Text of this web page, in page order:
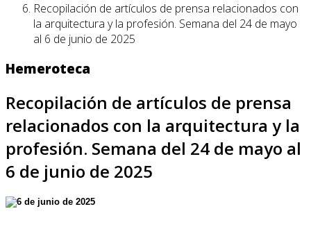
Recopilación de artículos de prensa relacionados con
la arquitectura y la profesión. Semana del 24 de mayo
al 6 de junio de 2025
Hemeroteca
Recopilación de artículos de prensa
relacionados con la arquitectura y la
profesión. Semana del 24 de mayo al
6 de junio de 2025